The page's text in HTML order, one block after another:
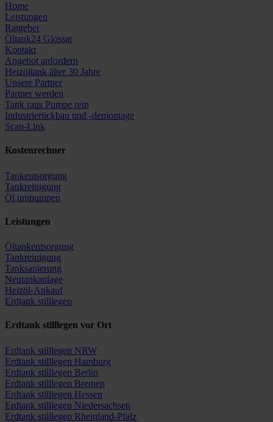
Home
Leistungen
Ratgeber
Öltank24 Glossar
Kontakt
Angebot anfordern
Heizöltank älter 30 Jahre
Unsere Partner
Partner werden
Tank raus Pumpe rein
Industrierückbau und -demontage
Scan-Link
Kostenrechner
Tankentsorgung
Tankreinigung
Öl umpumpen
Leistungen
Öltankentsorgung
Tankreinigung
Tanksanierung
Neutankanlage
Heizöl-Ankauf
Erdtank stilllegen
Erdtank stilllegen vor Ort
Erdtank stilllegen NRW
Erdtank stilllegen Hamburg
Erdtank stilllegen Berlin
Erdtank stilllegen Bremen
Erdtank stilllegen Hessen
Erdtank stilllegen Niedersachsen
Erdtank stilllegen Rheinland-Pfalz